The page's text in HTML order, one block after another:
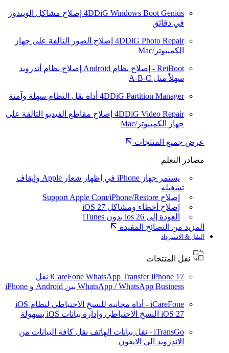
4DDiG Windows Boot Genius إصلاح مشاكل الويندوز
في دقائق
4DDiG Photo Repair إصلاح الصور التالفة على جهاز
الكمبيوتر/Mac
ReiBoot - إصلاح نظام Android
إصلاح نظام أندرويد
سهلاً مثل A-B-C
4DDiG Partition Manager أداة نقل النظام سهلة وآمنة
4DDiG Video Repair إصلاح مقاطع الفيديو التالفة على
جهاز الكمبيوتر/Mac
عرض جميع المنتجات
مصادر التعلم
يستمر جهاز iPhone في إظهار شعار Apple وإيقاف
تشغيله
إصلاح Support Apple Com/iPhone/Restore
إصلاح أخطاء ومشاكل iOS 27
العودة إلى ios 26 بدون iTunes
المزيد من النصائح المفيدة
النقل & الاسترداد
نقل المنتجات
iCareFone WhatsApp TransferiPhone 17
نقل
WhatsApp / WhatsApp Business بين Android و iPhone
iCareFone - أداة مجانية للنسخ الاحتياطي لنظام iOS
iOS 27 النسخ الاحتياطي وإدارة بيانات iOS بسهولة
iTransGo - نقل بيانات الهاتف
نقل كافة البيانات من
الاندرويد الى الايفون